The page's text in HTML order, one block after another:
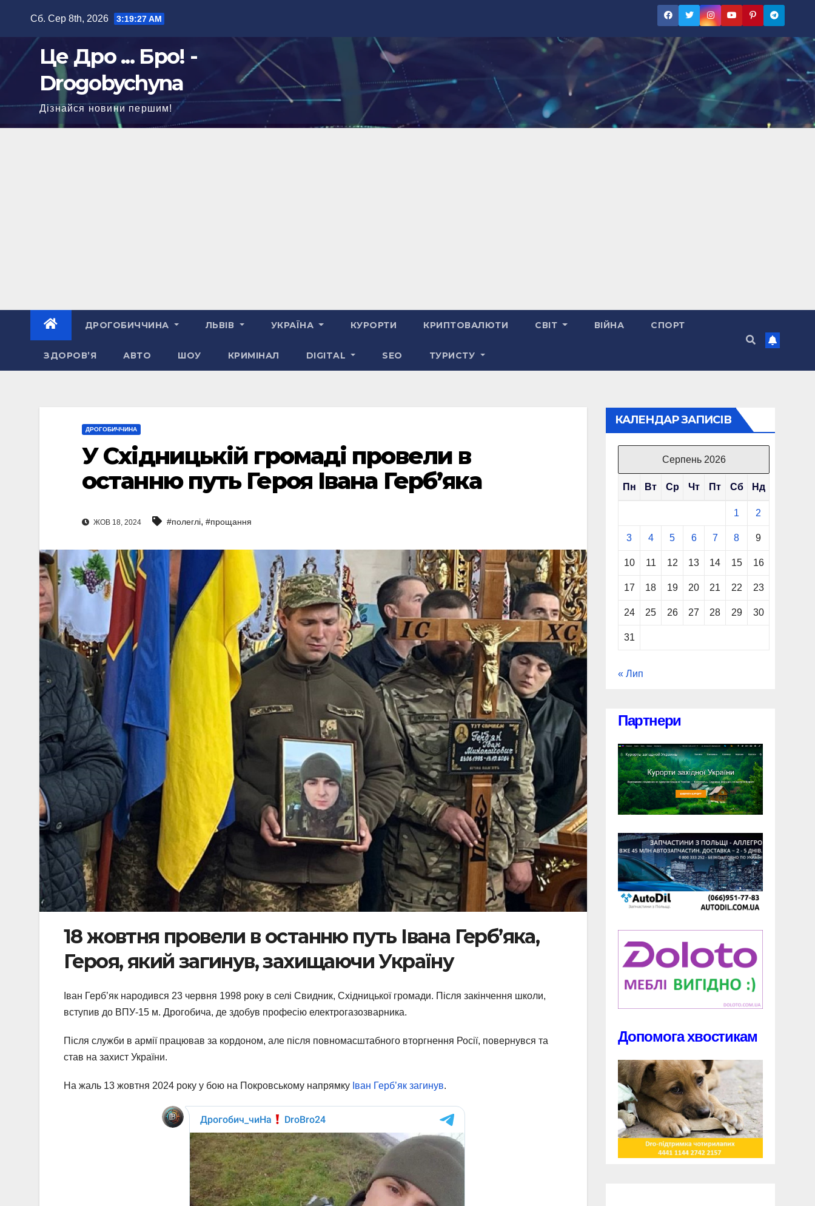
Сб. Сер 8th, 2026 3:19:29 AM
Це Дро ... Бро! -
Drogobychyna
Дізнайся новини першим!
ДРОГОБИЧЧИНА ЛЬВІВ УКРАЇНА КУРОРТИ КРИПТОВАЛЮТИ СВІТ ВІЙНА СПОРТ
ЗДОРОВ’Я АВТО ШОУ КРИМІНАЛ DIGITAL SEO ТУРИСТУ
ДРОГОБИЧЧИНА
У Східницькій громаді провели в
останню путь Героя Івана Герб’яка
ЖОВ 18, 2024 #полеглі, #прощання
18 жовтня провели в останню путь Івана Герб’яка,
Героя, який загинув, захищаючи Україну
Іван Герб’як народився 23 червня 1998 року в селі Свидник, Східницької громади. Після закінчення школи,
вступив до ВПУ-15 м. Дрогобича, де здобув професію електрогазозварника.
Після служби в армії працював за кордоном, але після повномасштабного вторгнення Росії, повернувся та
став на захист України.
На жаль 13 жовтня 2024 року у бою на Покровському напрямку Іван Герб’як загинув.
КАЛЕНДАР ЗАПИСІВ
Серпень 2026
Пн Вт Ср Чт Пт Сб Нд
1 2
3 4 5 6 7 8 9
10 11 12 13 14 15 16
17 18 19 20 21 22 23
24 25 26 27 28 29 30
31
« Лип
Партнери
Допомога хвостикам